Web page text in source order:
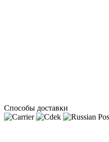
Способы доставки